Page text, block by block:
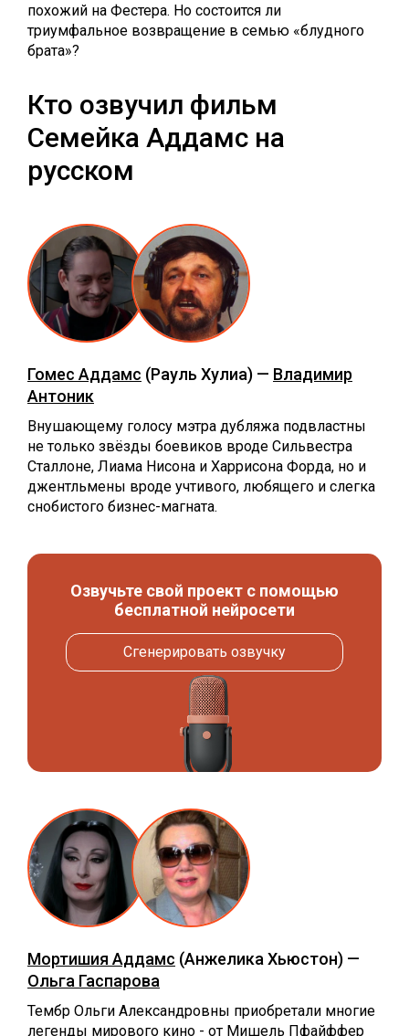
похожий на Фестера. Но состоится ли
триумфальное возвращение в семью «блудного
брата»?
Кто озвучил фильм
Семейка Аддамс на
русском
Гомес Аддамс (Рауль Хулиа) — Владимир
Антоник
Внушающему голосу мэтра дубляжа подвластны
не только звёзды боевиков вроде Сильвестра
Сталлоне, Лиама Нисона и Харрисона Форда, но и
джентльмены вроде учтивого, любящего и слегка
снобистого бизнес-магната.
Озвучьте свой проект с помощью
бесплатной нейросети
Сгенерировать озвучку
Мортишия Аддамс (Анжелика Хьюстон) —
Ольга Гаспарова
Тембр Ольги Александровны приобретали многие
легенды мирового кино - от Мишель Пфайффер